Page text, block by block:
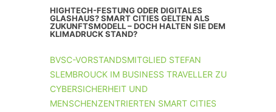
UNTERNEHMEN MIT 11-50 MA
HIGHTECH-FESTUNG ODER DIGITALES
GLASHAUS? SMART CITIES GELTEN ALS
ZUKUNFTSMODELL – DOCH HALTEN SIE DEM
KLIMADRUCK STAND?
BVSC-VORSTANDSMITGLIED STEFAN
SLEMBROUCK IM BUSINESS TRAVELLER ZU
CYBERSICHERHEIT UND
MENSCHENZENTRIERTEN SMART CITIES